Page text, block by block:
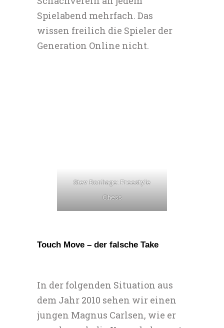
Spielabend mehrfach. Das
wissen freilich die Spieler der
Generation Online nicht.
Stev Bonhage: Freestyle
Chess
Touch Move – der falsche Take
In der folgenden Situation aus
dem Jahr 2010 sehen wir einen
jungen Magnus Carlsen, wie er